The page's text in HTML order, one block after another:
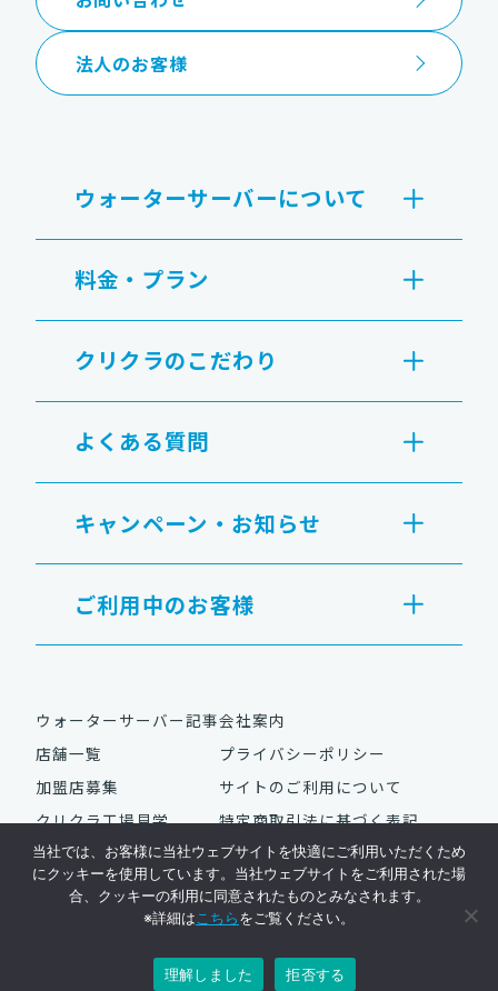
法人のお客様
ウォーターサーバーについて
料金・プラン
クリクラのこだわり
よくある質問
キャンペーン・お知らせ
ご利用中のお客様
ウォーターサーバー記事
店舗一覧
加盟店募集
クリクラ工場見学
会社案内
プライバシーポリシー
サイトのご利用について
特定商取引法に基づく表記
Copyright © NAC Co., Ltd. All Rights Reserved.
ウォーターサーバーはクリクラ
当社では、お客様に当社ウェブサイトを快適にご利用いただくため
にクッキーを使用しています。当社ウェブサイトをご利用された場
合、クッキーの利用に同意されたものとみなされます。
※詳細は こちらをご覧ください。
理解しました 拒否する